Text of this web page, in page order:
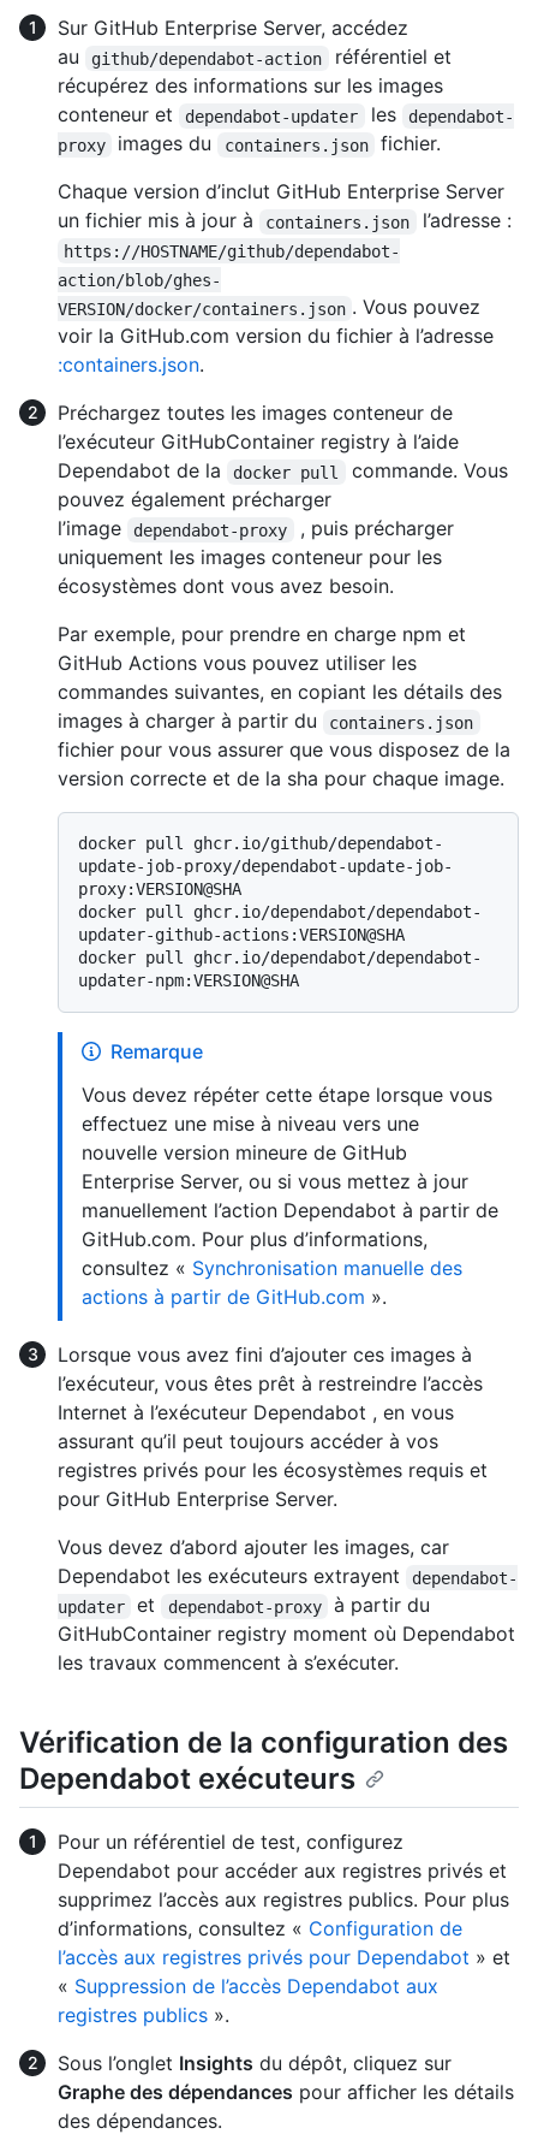
Sur GitHub Enterprise Server, accédez
au
github/dependabot-action
référentiel et
récupérez des informations sur les images
conteneur et
dependabot-updater les
dependabot-
proxy
images du containers.json
fichier.
Chaque version d’inclut GitHub Enterprise Server
un fichier mis à jour à
containers.json l’adresse :
https://HOSTNAME/github/dependabot-
action/blob/ghes-
VERSION/docker/containers.json . Vous pouvez
voir la GitHub.com version du fichier à l’adresse
:containers.json.
Préchargez toutes les images conteneur de
l’exécuteur GitHubContainer registry à l’aide
Dependabot de la
docker pull
commande. Vous
pouvez également précharger
l’image
dependabot-proxy
, puis précharger
uniquement les images conteneur pour les
écosystèmes dont vous avez besoin.
Par exemple, pour prendre en charge npm et
GitHub Actions vous pouvez utiliser les
commandes suivantes, en copiant les détails des
images à charger à partir du
containers.json
fichier pour vous assurer que vous disposez de la
version correcte et de la sha pour chaque image.
docker pull ghcr.io/github/dependabot-
update-job-proxy/dependabot-update-job-
proxy:VERSION@SHA
docker pull ghcr.io/dependabot/dependabot-
updater-github-actions:VERSION@SHA
docker pull ghcr.io/dependabot/dependabot-
Remarque
Vous devez répéter cette étape lorsque vous
effectuez une mise à niveau vers une
nouvelle version mineure de GitHub
Enterprise Server, ou si vous mettez à jour
manuellement l’action Dependabot à partir de
GitHub.com. Pour plus d’informations,
consultez « Synchronisation manuelle des
actions à partir de GitHub.com ».
Lorsque vous avez fini d’ajouter ces images à
l’exécuteur, vous êtes prêt à restreindre l’accès
Internet à l’exécuteur Dependabot , en vous
assurant qu’il peut toujours accéder à vos
registres privés pour les écosystèmes requis et
pour GitHub Enterprise Server.
Vous devez d’abord ajouter les images, car
Dependabot les exécuteurs extrayent
dependabot-
updater
et dependabot-proxy
à partir du
GitHubContainer registry moment où Dependabot
les travaux commencent à s’exécuter.
Vérification de la configuration des
Dependabot exécuteurs
Pour un référentiel de test, configurez
Dependabot pour accéder aux registres privés et
supprimez l’accès aux registres publics. Pour plus
d’informations, consultez « Configuration de
l’accès aux registres privés pour Dependabot » et
« Suppression de l’accès Dependabot aux
registres publics ».
Sous l’onglet Insights du dépôt, cliquez sur
Graphe des dépendances pour afficher les détails
des dépendances.